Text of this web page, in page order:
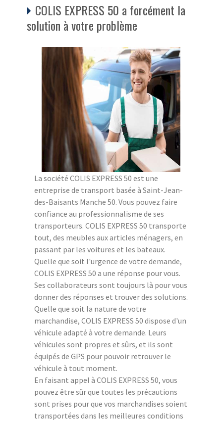
COLIS EXPRESS 50 a forcément la
solution à votre problème
La société COLIS EXPRESS 50 est une
entreprise de transport basée à Saint-Jean-
des-Baisants Manche 50. Vous pouvez faire
confiance au professionnalisme de ses
transporteurs. COLIS EXPRESS 50 transporte
tout, des meubles aux articles ménagers, en
passant par les voitures et les bateaux.
Quelle que soit l'urgence de votre demande,
COLIS EXPRESS 50 a une réponse pour vous.
Ses collaborateurs sont toujours là pour vous
donner des réponses et trouver des solutions.
Quelle que soit la nature de votre
marchandise, COLIS EXPRESS 50 dispose d'un
véhicule adapté à votre demande. Leurs
véhicules sont propres et sûrs, et ils sont
équipés de GPS pour pouvoir retrouver le
véhicule à tout moment.
En faisant appel à COLIS EXPRESS 50, vous
pouvez être sûr que toutes les précautions
sont prises pour que vos marchandises soient
transportées dans les meilleures conditions